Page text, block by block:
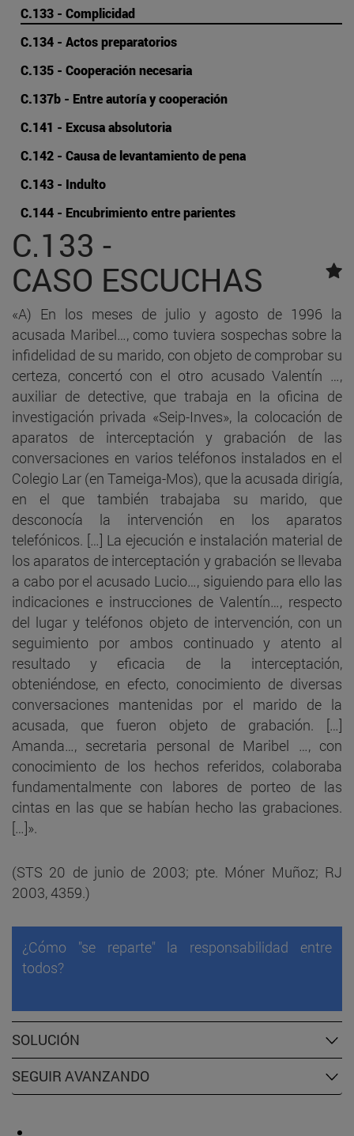
C.133 - Complicidad
C.134 - Actos preparatorios
C.135 - Cooperación necesaria
C.137b - Entre autoría y cooperación
C.141 - Excusa absolutoria
C.142 - Causa de levantamiento de pena
C.143 - Indulto
C.144 - Encubrimiento entre parientes
C.133 -
CASO ESCUCHAS
«A) En los meses de julio y agosto de 1996 la
acusada Maribel…, como tuviera sospechas sobre la
infidelidad de su marido, con objeto de comprobar su
certeza, concertó con el otro acusado Valentín …,
auxiliar de detective, que trabaja en la oficina de
investigación privada «Seip-Inves», la colocación de
aparatos de interceptación y grabación de las
conversaciones en varios teléfonos instalados en el
Colegio Lar (en Tameiga-Mos), que la acusada dirigía,
en el que también trabajaba su marido, que
desconocía la intervención en los aparatos
telefónicos. […] La ejecución e instalación material de
los aparatos de interceptación y grabación se llevaba
a cabo por el acusado Lucio…, siguiendo para ello las
indicaciones e instrucciones de Valentín…, respecto
del lugar y teléfonos objeto de intervención, con un
seguimiento por ambos continuado y atento al
resultado y eficacia de la interceptación,
obteniéndose, en efecto, conocimiento de diversas
conversaciones mantenidas por el marido de la
acusada, que fueron objeto de grabación. […]
Amanda…, secretaria personal de Maribel …, con
conocimiento de los hechos referidos, colaboraba
fundamentalmente con labores de porteo de las
cintas en las que se habían hecho las grabaciones.
[…]».
(STS 20 de junio de 2003; pte. Móner Muñoz; RJ
2003, 4359.)
¿Cómo "se reparte" la responsabilidad entre
todos?
SOLUCIÓN
SEGUIR AVANZANDO